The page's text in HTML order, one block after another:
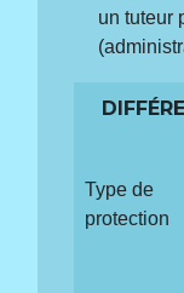
un tuteur
Type de
protection